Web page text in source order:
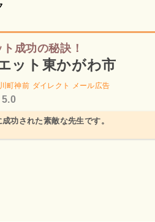
成功の秘訣！
ット東かがわ市
町神前 ダイレクト メール広告
5.0
功された素敵な先生です。